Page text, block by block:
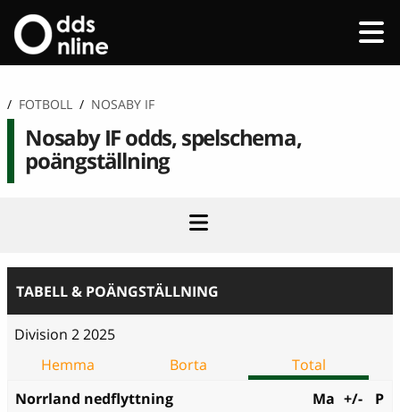
/ FOTBOLL / NOSABY IF
Nosaby IF odds, spelschema,
poängställning
TABELL & POÄNGSTÄLLNING
Division 2 2025
Hemma
Borta
Total
Norrland nedflyttning
Ma +/-
P